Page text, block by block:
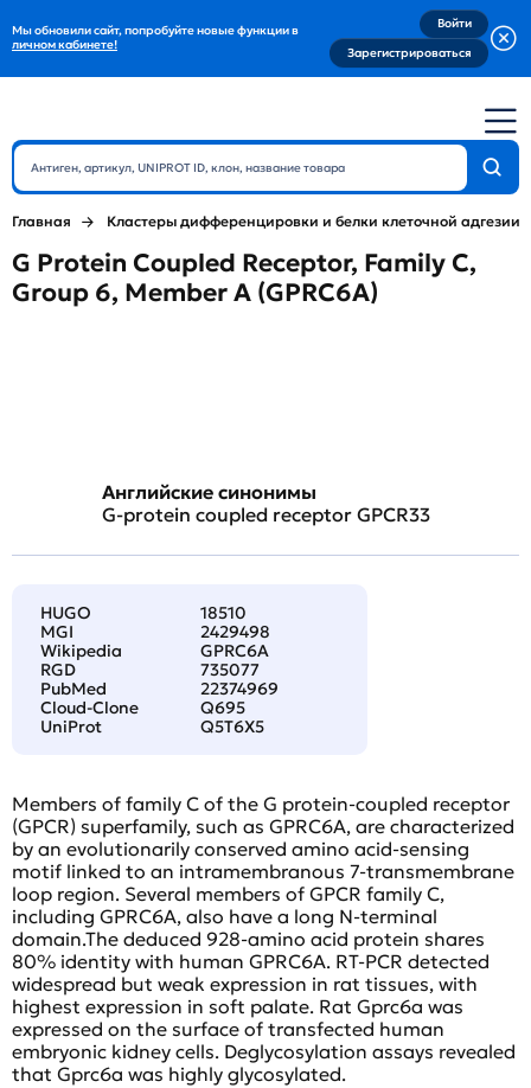
Мы обновили сайт, попробуйте новые функции в
личном кабинете!
Войти
Зарегистрироваться
Главная Кластеры дифференцировки и белки клеточной адгезии
G Protein Coupled Receptor, Family C,
Group 6, Member A (GPRC6A)
Английские синонимы
G-protein coupled receptor GPCR33
HUGO
18510
MGI
2429498
Wikipedia
GPRC6A
RGD
735077
PubMed
22374969
Cloud-Clone
Q695
UniProt
Q5T6X5
Members of family C of the G protein-coupled receptor
(GPCR) superfamily, such as GPRC6A, are characterized
by an evolutionarily conserved amino acid-sensing
motif linked to an intramembranous 7-transmembrane
loop region. Several members of GPCR family C,
including GPRC6A, also have a long N-terminal
domain.The deduced 928-amino acid protein shares
80% identity with human GPRC6A. RT-PCR detected
widespread but weak expression in rat tissues, with
highest expression in soft palate. Rat Gprc6a was
expressed on the surface of transfected human
embryonic kidney cells. Deglycosylation assays revealed
that Gprc6a was highly glycosylated.